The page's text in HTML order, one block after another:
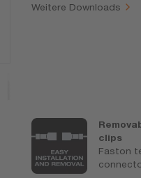
Weitere Downloads
clips
Faston